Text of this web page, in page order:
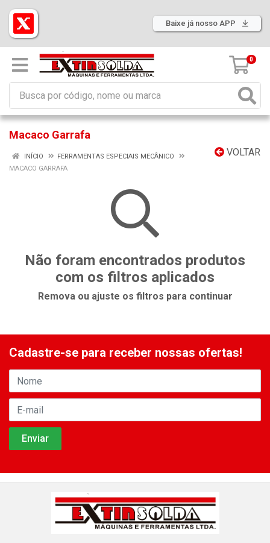
Baixe já nosso APP
0
Macaco Garrafa
VOLTAR
INÍCIO
FERRAMENTAS ESPECIAIS MECÂNICO
MACACO GARRAFA
Não foram encontrados produtos
com os filtros aplicados
Remova ou ajuste os filtros para continuar
Cadastre-se para receber nossas ofertas!